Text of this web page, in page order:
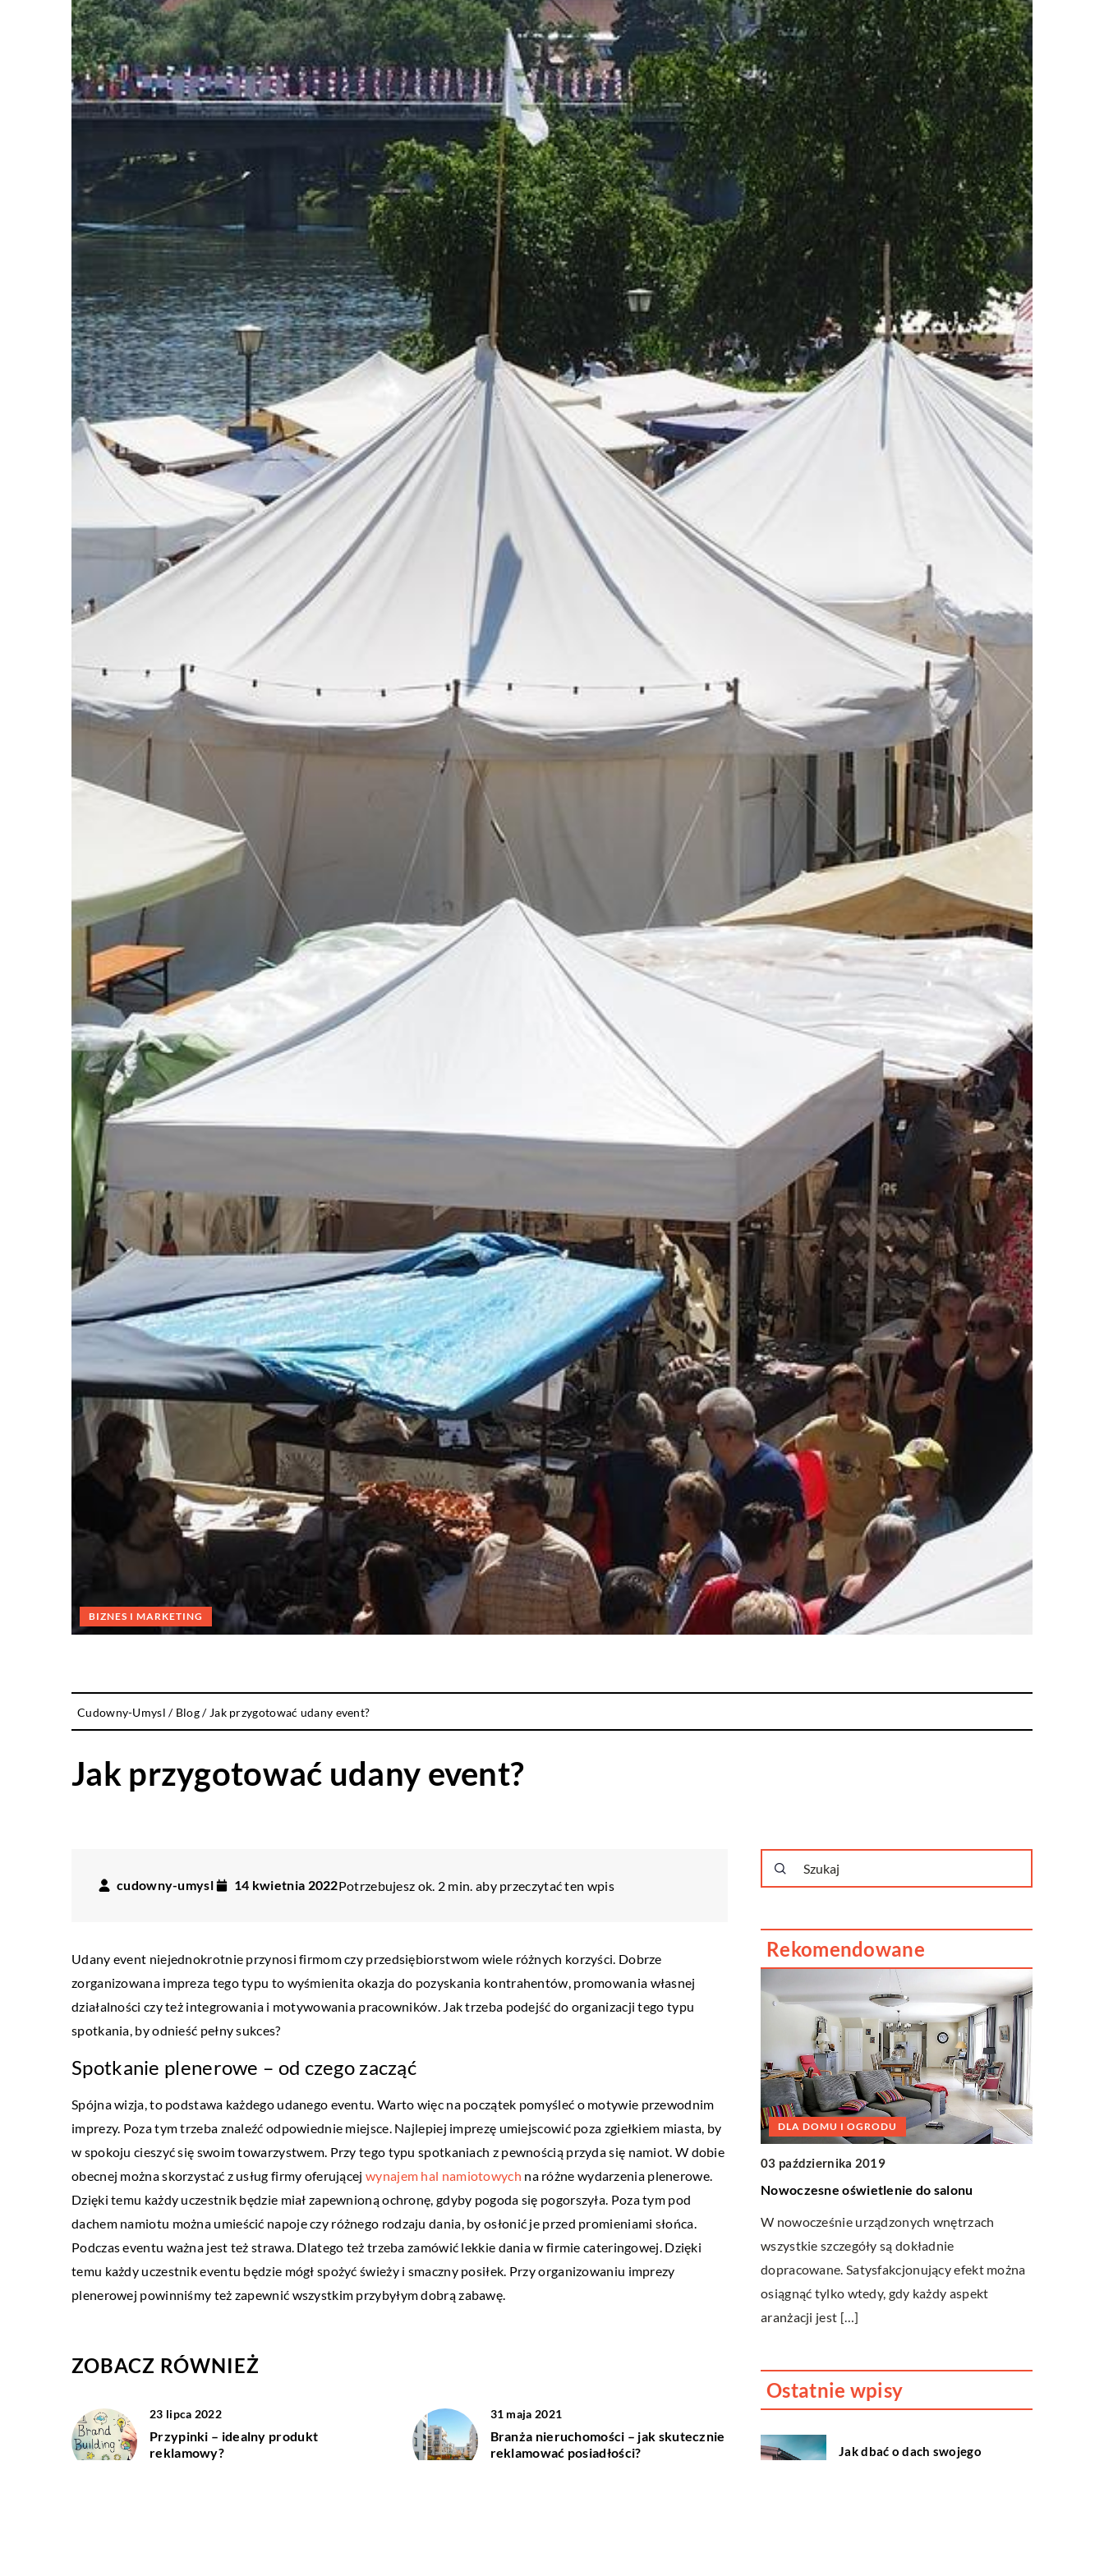
BIZNES I MARKETING
Cudowny-Umysl / Blog/ Jak przygotować udany event?
Jak przygotować udany event?
cudowny-umysl 14 kwietnia 2022Potrzebujesz ok. 2 min. aby przeczytać ten wpis
Udany event niejednokrotnie przynosi firmom czy przedsiębiorstwom wiele różnych korzyści. Dobrze
zorganizowana impreza tego typu to wyśmienita okazja do pozyskania kontrahentów, promowania własnej
działalności czy też integrowania i motywowania pracowników. Jak trzeba podejść do organizacji tego typu
spotkania, by odnieść pełny sukces?
Spotkanie plenerowe – od czego zacząć
Spójna wizja, to podstawa każdego udanego eventu. Warto więc na początek pomyśleć o motywie przewodnim
imprezy. Poza tym trzeba znaleźć odpowiednie miejsce. Najlepiej imprezę umiejscowić poza zgiełkiem miasta, by
w spokoju cieszyć się swoim towarzystwem. Przy tego typu spotkaniach z pewnością przyda się namiot. W dobie
obecnej można skorzystać z usług firmy oferującej wynajem hal namiotowych na różne wydarzenia plenerowe.
Dzięki temu każdy uczestnik będzie miał zapewnioną ochronę, gdyby pogoda się pogorszyła. Poza tym pod
dachem namiotu można umieścić napoje czy różnego rodzaju dania, by osłonić je przed promieniami słońca.
Podczas eventu ważna jest też strawa. Dlatego też trzeba zamówić lekkie dania w firmie cateringowej. Dzięki
temu każdy uczestnik eventu będzie mógł spożyć świeży i smaczny posiłek. Przy organizowaniu imprezy
plenerowej powinniśmy też zapewnić wszystkim przybyłym dobrą zabawę.
ZOBACZ RÓWNIEŻ
23 lipca 2022
Przypinki – idealny produkt
reklamowy?
31 maja 2021
Branża nieruchomości – jak skutecznie
reklamować posiadłości?
Rekomendowane
BIZNES I MARKETING
28 lutego 2023
Jak znaleźć dobrego adwokata?
Kiedy potrzebujesz prawnika, możesz mieć
trudności w znalezieniu kogoś, kto jest
naprawdę dobry w swojej dziedzinie. Obecnie
wiele osób oferuje […]
ŻYCIE I STYL
Jak zapakować biżuterię na prezent?
Biżuteria to prezent, który zachwyca każdego.
Jest też idealną odpowiedzią na wszelkie
okazje. Naszyjnik, pierścionek, kolczyki czy
bransoletkę można podarować […]
DLA DOMU I OGRODU
03 października 2019
Nowoczesne oświetlenie do salonu
W nowocześnie urządzonych wnętrzach
wszystkie szczegóły są dokładnie
dopracowane. Satysfakcjonujący efekt można
osiągnąć tylko wtedy, gdy każdy aspekt
aranżacji jest […]
Ostatnie wpisy
Jak dbać o dach swojego